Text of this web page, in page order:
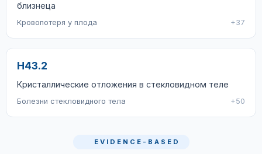
близнеца
Кровопотеря у плода +37
H43.2
Кристаллические отложения в стекловидном теле
Болезни стекловидного тела +50
EVIDENCE-BASED